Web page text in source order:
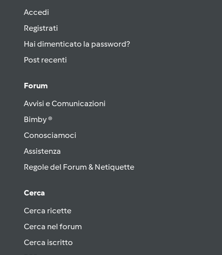
Accedi
Registrati
Hai dimenticato la password?
Post recenti
Forum
Avvisi e Comunicazioni
Bimby ®
Conosciamoci
Assistenza
Regole del Forum & Netiquette
Cerca
Cerca ricette
Cerca nel forum
Cerca iscritto